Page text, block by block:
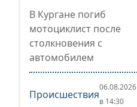
В Кургане погиб
мотоциклист после
столкновения с
автомобилем
Происшествия
06.08.2026
в 14:30